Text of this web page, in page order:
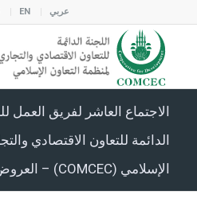
عربي EN
الاجتماع العاشر لفريق العمل
الدائمة للتعاون الاقتصادي
الإسلامي (COMCEC) – العروض التقديمية